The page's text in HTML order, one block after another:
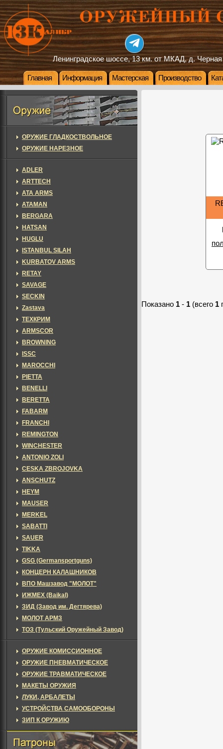
Ленинградское шоссе, 13 км. от МКАД, д. Черная
Главная Информация Мастерская Производство
Показано 1 - 1 (всего 1
ОРУЖИЕ ГЛАДКОСТВОЛЬНОЕ
ОРУЖИЕ НАРЕЗНОЕ
ADLER
ARTTECH
ATA ARMS
ATAMAN
BERGARA
HATSAN
HUGLU
ISTANBUL SILAH
KURBATOV ARMS
RETAY
SAVAGE
SECKIN
Zastava
ТЕХКРИМ
ARMSCOR
BROWNING
ISSC
MAROCCHI
PIETTA
BENELLI
BERETTA
FABARM
FRANCHI
REMINGTON
WINCHESTER
ANTONIO ZOLI
CESKA ZBROJOVKA
ANSCHUTZ
HEYM
MAUSER
MERKEL
SABATTI
SAUER
TIKKA
GSG (Germansportguns)
КОНЦЕРН КАЛАШНИКОВ
ВПО Машзавод "МОЛОТ"
ИЖМЕХ (Baikal)
ЗИД (Завод им. Дегтярева)
МОЛОТ АРМЗ
ТОЗ (Тульский Оружейный Завод)
ОРУЖИЕ КОМИССИОННОЕ
ОРУЖИЕ ПНЕВМАТИЧЕСКОЕ
ОРУЖИЕ ТРАВМАТИЧЕСКОЕ
МАКЕТЫ ОРУЖИЯ
ЛУКИ, АРБАЛЕТЫ
УСТРОЙСТВА САМООБОРОНЫ
ЗИП К ОРУЖИЮ